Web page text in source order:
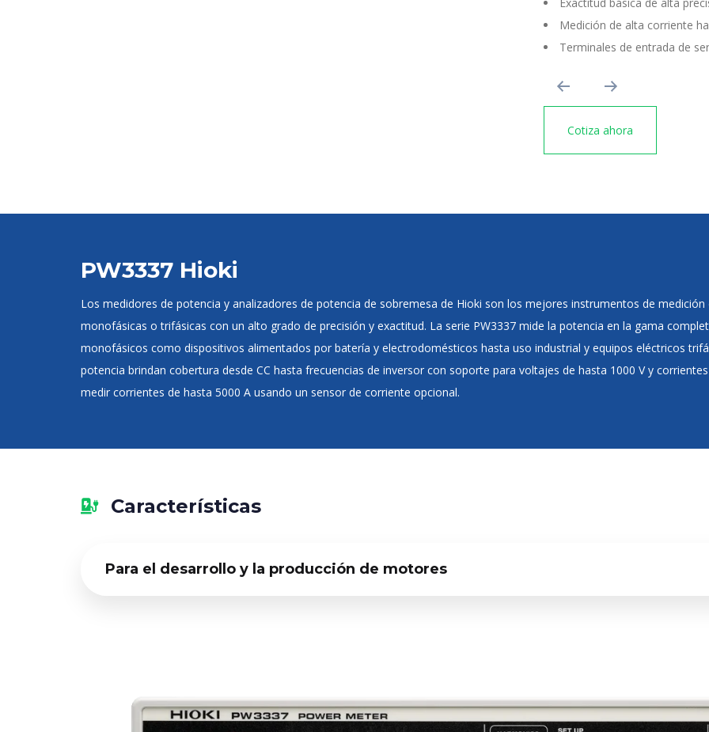
Medición de alta corriente
Terminales de entrada de
Cotiza ahora
PW3337 Hioki
Los medidores de potencia y analizadores de potencia de sobremesa de Hioki son los mejores instrumentos de
monofásicas o trifásicas con un alto grado de precisión y exactitud. La serie PW3337 mide la potencia en la gama
monofásicos como dispositivos alimentados por batería y electrodomésticos hasta uso industrial y equipos eléctricos
potencia brindan cobertura desde CC hasta frecuencias de inversor con soporte para voltajes de hasta 1000 V y
medir corrientes de hasta 5000 A usando un sensor de corriente opcional.
Características
Para el desarrollo y la producción de motores